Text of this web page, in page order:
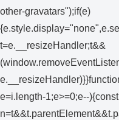
other-gravatars");if(e)
t=e.__resizeHandler;t&&
e=i.length-1;e>=0;e--